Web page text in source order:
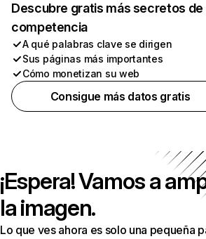
Descubre gratis más secretos de
competencia
A qué palabras clave se dirigen
Sus páginas más importantes
Cómo monetizan su web
Consigue más datos gratis
¡Espera! Vamos a
la imagen.
Lo que ves ahora es solo una pequeña